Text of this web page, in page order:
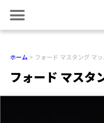
ホーム フォード マスタング マッ
フォード マスタ